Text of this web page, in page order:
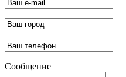
Сообщение